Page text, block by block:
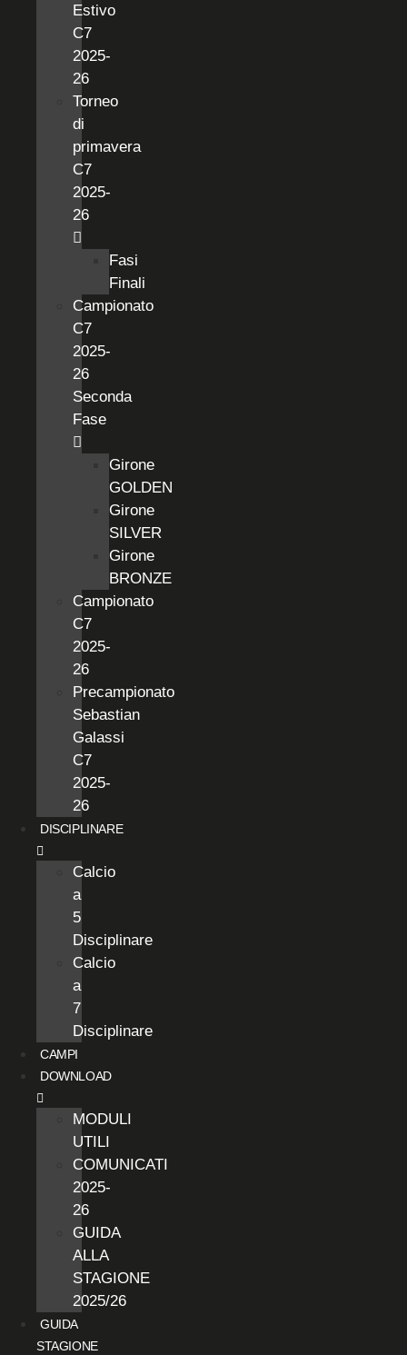
Estivo
C7
2025-
26
Torneo
di
primavera
C7
2025-
26
Fasi
Finali
Campionato
C7
2025-
26
Seconda
Fase
Girone
GOLDEN
Girone
SILVER
Girone
BRONZE
Campionato
C7
2025-
26
Precampionato
Sebastian
Galassi
C7
2025-
26
DISCIPLINARE
Calcio
a
5
Disciplinare
Calcio
a
7
Disciplinare
CAMPI
DOWNLOAD
MODULI
UTILI
COMUNICATI
2025-
26
GUIDA
ALLA
STAGIONE
2025/26
GUIDA
STAGIONE